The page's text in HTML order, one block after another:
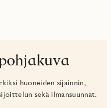
huoneiden sijainnin,
sekä ilmansuunnat.